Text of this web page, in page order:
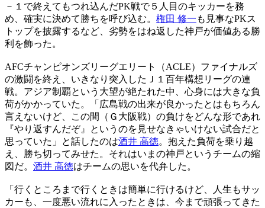
－１で終えてもつれ込んだPK戦で５人目のキッカーを務
め、確実に決めて勝ちを呼び込む。 権田 修一 も見事なPKス
トップを披露するなど、劣勢をはね返した神戸が価値ある勝
利を飾った。
AFCチャンピオンズリーグエリート（ACLE）ファイナルズ
の激闘を終え、いきなり突入したＪ１百年構想リーグの連
戦。アジア制覇という大望が絶たれた中、心身には大きな負
荷がかかっていた。「広島戦の出来が良かったとはもちろん
言えないけど、この間（Ｇ大阪戦）の負けをどんな形であれ
『やり返すんだぞ』というのを見せなきゃいけない試合だと
思っていた」と話したのは酒井 高徳。抱えた負荷を乗り越
え、勝ち切ってみせた。それはいまの神戸というチームの縮
図だ。 酒井 高徳はチームの思いを代弁した。
「行くところまで行くときは簡単に行けるけど、人生もサッ
カーも、一度悪い流れに入ったときは、今まで頑張ってきた